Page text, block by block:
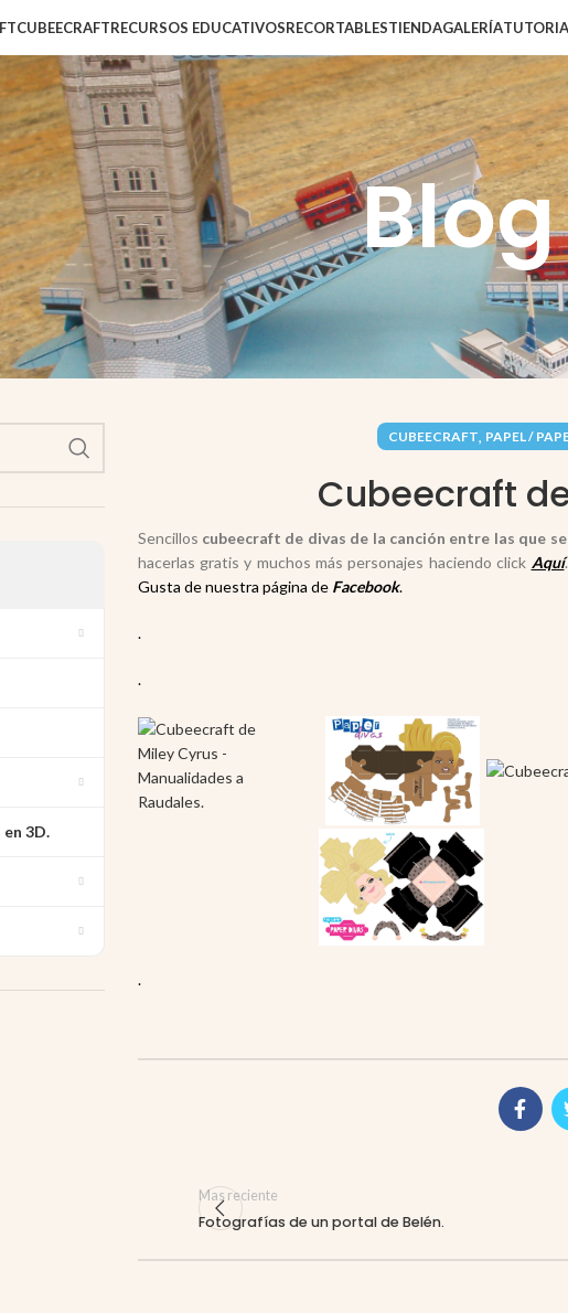
CUBEECRAFTRECURSOS EDUCATIVOSRECORTABLESTIENDAGALERÍA
Blog
CUBEECRAFT, PAPEL /
Cubeecraft
Sencillos cubeecraft de divas de la canción entre las que
hacerlas gratis y muchos más personajes haciendo click Aquí
Gusta de nuestra página de Facebook.
.
.
.
Mas reciente
Fotografías de un portal de Belén.
3D.